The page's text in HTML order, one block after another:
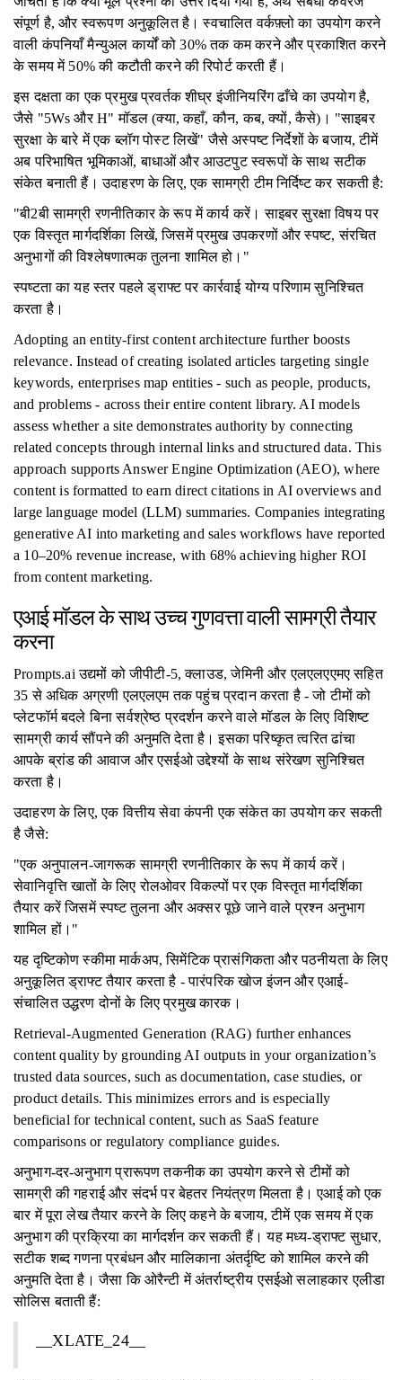
संपूर्ण है, और स्वरूपण अनुकूलित है। स्वचालित वर्कफ़्लो का उपयोग करने
वाली कंपनियाँ मैन्युअल कार्यों को 30% तक कम करने और प्रकाशित करने
के समय में 50% की कटौती करने की रिपोर्ट करती हैं।
इस दक्षता का एक प्रमुख प्रवर्तक शीघ्र इंजीनियरिंग ढाँचे का उपयोग है,
जैसे "5Ws और H" मॉडल (क्या, कहाँ, कौन, कब, क्यों, कैसे)। "साइबर
सुरक्षा के बारे में एक ब्लॉग पोस्ट लिखें" जैसे अस्पष्ट निर्देशों के बजाय, टीमें
अब परिभाषित भूमिकाओं, बाधाओं और आउटपुट स्वरूपों के साथ सटीक
संकेत बनाती हैं। उदाहरण के लिए, एक सामग्री टीम निर्दिष्ट कर सकती है:
"बी2बी सामग्री रणनीतिकार के रूप में कार्य करें। साइबर सुरक्षा विषय पर
एक विस्तृत मार्गदर्शिका लिखें, जिसमें प्रमुख उपकरणों और स्पष्ट, संरचित
अनुभागों की विश्लेषणात्मक तुलना शामिल हो।"
स्पष्टता का यह स्तर पहले ड्राफ्ट पर कार्रवाई योग्य परिणाम सुनिश्चित
करता है।
Adopting an entity-first content architecture further boosts
relevance. Instead of creating isolated articles targeting single
keywords, enterprises map entities - such as people, products,
and problems - across their entire content library. AI models
assess whether a site demonstrates authority by connecting
related concepts through internal links and structured data. This
approach supports Answer Engine Optimization (AEO), where
content is formatted to earn direct citations in AI overviews and
large language model (LLM) summaries. Companies integrating
generative AI into marketing and sales workflows have reported
a 10–20% revenue increase, with 68% achieving higher ROI
from content marketing.
एआई मॉडल के साथ उच्च गुणवत्ता वाली सामग्री तैयार
करना
Prompts.ai उद्यमों को जीपीटी-5, क्लाउड, जेमिनी और एलएलएएमए सहित
35 से अधिक अग्रणी एलएलएम तक पहुंच प्रदान करता है - जो टीमों को
प्लेटफॉर्म बदले बिना सर्वश्रेष्ठ प्रदर्शन करने वाले मॉडल के लिए विशिष्ट
सामग्री कार्य सौंपने की अनुमति देता है। इसका परिष्कृत त्वरित ढांचा
आपके ब्रांड की आवाज और एसईओ उद्देश्यों के साथ संरेखण सुनिश्चित
करता है।
उदाहरण के लिए, एक वित्तीय सेवा कंपनी एक संकेत का उपयोग कर सकती
है जैसे:
"एक अनुपालन-जागरूक सामग्री रणनीतिकार के रूप में कार्य करें।
सेवानिवृत्ति खातों के लिए रोलओवर विकल्पों पर एक विस्तृत मार्गदर्शिका
तैयार करें जिसमें स्पष्ट तुलना और अक्सर पूछे जाने वाले प्रश्न अनुभाग
शामिल हों।"
यह दृष्टिकोण स्कीमा मार्कअप, सिमेंटिक प्रासंगिकता और पठनीयता के लिए
अनुकूलित ड्राफ्ट तैयार करता है - पारंपरिक खोज इंजन और एआई-
संचालित उद्धरण दोनों के लिए प्रमुख कारक।
Retrieval-Augmented Generation (RAG) further enhances
content quality by grounding AI outputs in your organization’s
trusted data sources, such as documentation, case studies, or
product details. This minimizes errors and is especially
beneficial for technical content, such as SaaS feature
comparisons or regulatory compliance guides.
अनुभाग-दर-अनुभाग प्रारूपण तकनीक का उपयोग करने से टीमों को
सामग्री की गहराई और संदर्भ पर बेहतर नियंत्रण मिलता है। एआई को एक
बार में पूरा लेख तैयार करने के लिए कहने के बजाय, टीमें एक समय में एक
अनुभाग की प्रक्रिया का मार्गदर्शन कर सकती हैं। यह मध्य-ड्राफ्ट सुधार,
सटीक शब्द गणना प्रबंधन और मालिकाना अंतर्दृष्टि को शामिल करने की
अनुमति देता है। जैसा कि ओरैन्टी में अंतर्राष्ट्रीय एसईओ सलाहकार एलीडा
सोलिस बताती हैं:
__XLATE_24__